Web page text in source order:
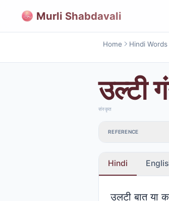
Murli Shabdavali
Home Hindi Words
उल्टी
संस्कृत
REFERENCE
Hindi
उलटी बात या